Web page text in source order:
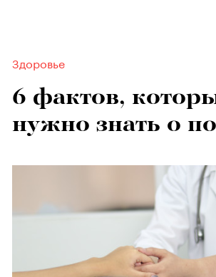
Здоровье
6 фактов,
нужно знать о